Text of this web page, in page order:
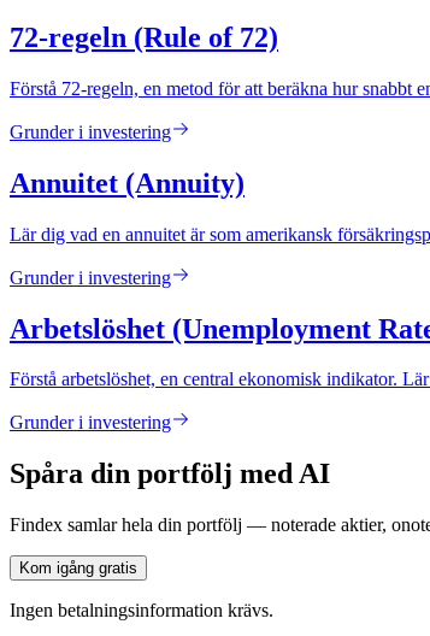
72-regeln (Rule of 72)
Förstå 72-regeln, en metod för att beräkna hur snabbt
Grunder i investering
Annuitet (Annuity)
Lär dig vad en annuitet är som amerikansk
Grunder i investering
Arbetslöshet (Unemployment
Förstå arbetslöshet, en central ekonomisk indikator.
Grunder i investering
Spåra din portfölj med AI
Findex samlar hela din portfölj — noterade aktier,
Kom igång gratis
Ingen betalningsinformation krävs.